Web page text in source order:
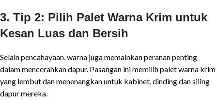
3. Tip 2: Pilih Palet Warna Krim untuk
Kesan Luas dan Bersih
Selain pencahayaan, warna juga memainkan peranan penting
dalam mencerahkan dapur. Pasangan ini memilih palet warna krim
yang lembut dan menenangkan untuk kabinet, dinding dan siling
dapur mereka.